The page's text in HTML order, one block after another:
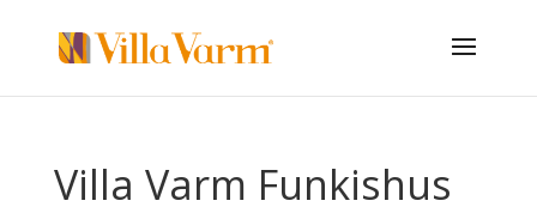
Villa Varm Funkishus